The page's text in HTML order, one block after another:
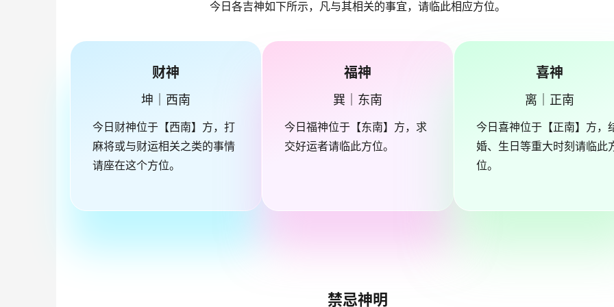
今日各吉神如下所示，凡与其相关的事宜，请临此相应方位。
财神
坤｜西南
今日财神位于【西南】方，打
麻将或与财运相关之类的事情
请座在这个方位。
福神
巽｜东南
今日福神位于【东南】方，求
交好运者请临此方位。
喜神
离｜正南
今日喜神位于【正南】方，
婚、生日等重大时刻请临此
位。
禁忌神明